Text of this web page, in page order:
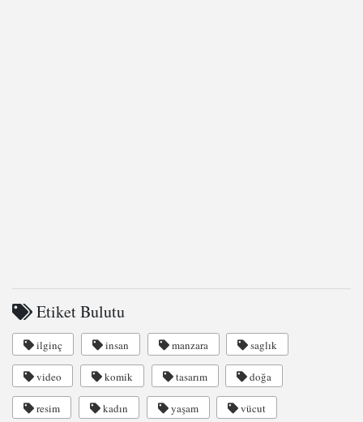
Etiket Bulutu
ilginç insan manzara saglık
video komik tasarım doğa
resim kadın yaşam vücut